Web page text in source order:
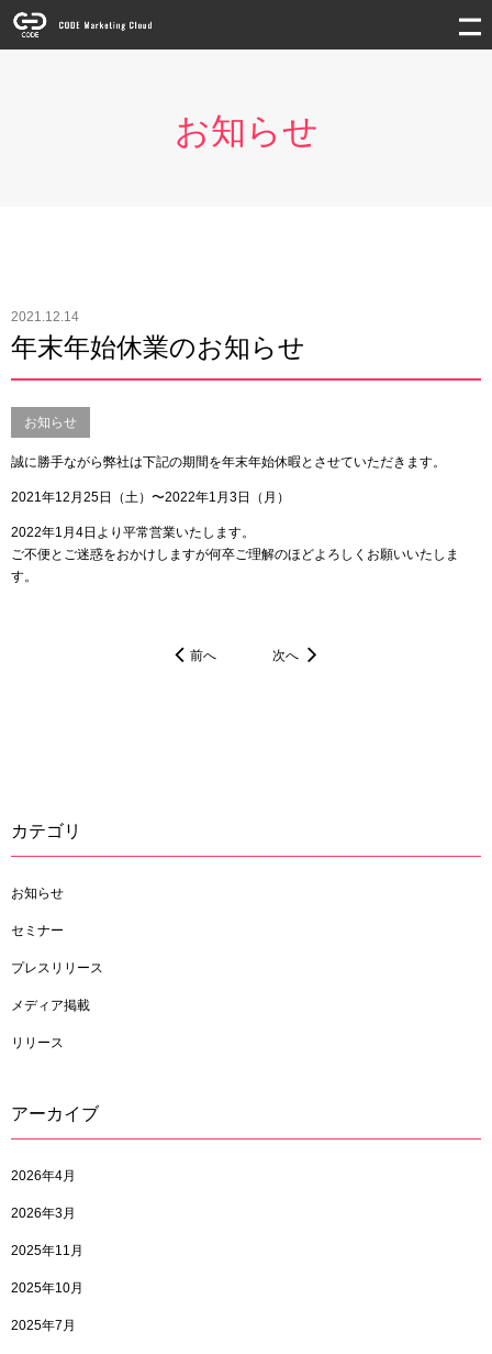
お知らせ
2021.12.14
年末年始休業のお知らせ
お知らせ
誠に勝手ながら弊社は下記の期間を年末年始休暇とさせていただきます。
2021年12月25日（土）〜2022年1月3日（月）
2022年1月4日より平常営業いたします。
ご不便とご迷惑をおかけしますが何卒ご理解のほどよろしくお願いいたしま
す。
前へ 次へ
カテゴリ
お知らせ
セミナー
プレスリリース
メディア掲載
リリース
アーカイブ
2026年4月
2026年3月
2025年11月
2025年10月
2025年7月